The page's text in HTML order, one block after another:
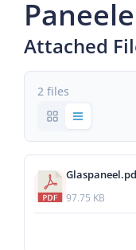
Attached
2 files
97.75 KB